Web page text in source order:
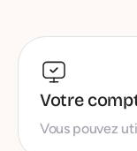
Votre
Vous pouvez